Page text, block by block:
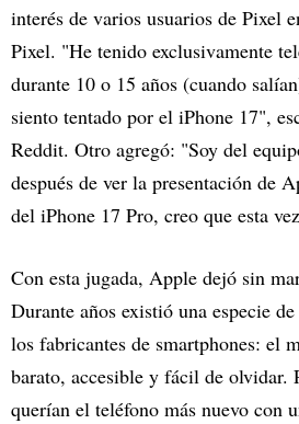
interés de varios usuarios de Pixel
Pixel. "He tenido exclusivamente
durante 10 o 15 años (cuando
siento tentado por el iPhone 17",
Reddit. Otro agregó: "Soy del
después de ver la presentación de
del iPhone 17 Pro, creo que esta
Con esta jugada, Apple dejó sin
Durante años existió una especie
los fabricantes de smartphones: el
barato, accesible y fácil de olvidar.
querían el teléfono más nuevo con